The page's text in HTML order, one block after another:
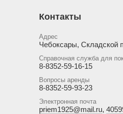
Контакты
Адрес
Чебоксары, Складской
Справочная служба для
8-8352-59-16-15
Вопросы аренды
8-8352-59-93-23
Электронная почта
priem1925@mail.ru,